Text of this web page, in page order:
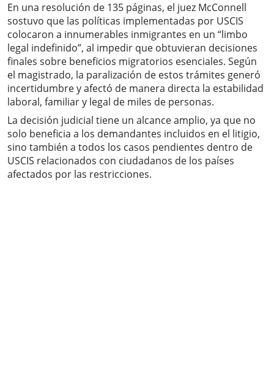
En una resolución de 135 páginas, el juez McConnell
sostuvo que las políticas implementadas por USCIS
colocaron a innumerables inmigrantes en un “limbo
legal indefinido”, al impedir que obtuvieran decisiones
finales sobre beneficios migratorios esenciales. Según
el magistrado, la paralización de estos trámites generó
incertidumbre y afectó de manera directa la estabilidad
laboral, familiar y legal de miles de personas.
La decisión judicial tiene un alcance amplio, ya que no
solo beneficia a los demandantes incluidos en el litigio,
sino también a todos los casos pendientes dentro de
USCIS relacionados con ciudadanos de los países
afectados por las restricciones.